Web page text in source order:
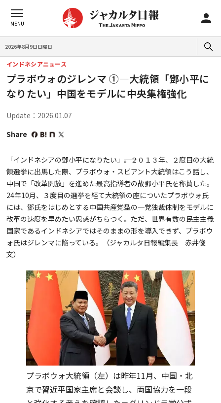
2026年8月9日日曜日
インドネシアニュース
プラボウォのジレンマ ①—大統領「鄧小平に
なりたい」​中国をモデルに中央集権強化
Update：2026.01.07
Share
「インドネシアの鄧小平になりたい」――。２０１３年、２度目の大統
領選挙に出馬した際、プラボウォ・スビアント大統領はこう話し、
中国で「改革開放」を進めた最高指導者の故鄧小平氏を称賛した。
24年10月、３度目の選挙を経て大統領の座についたプラボウォ氏
には、鄧氏をはじめとする中国共産党型の一党独裁体制をモデルに
改革の速度を早めたい思惑がちらつく。ただ、世界有数の民主主義
国家であるインドネシアではそのままの形を導入できず、プラボウ
ォ氏はジレンマに陥っている。（ジャカルタ日報編集長 赤井俊
文）
プラボウォ大統領（左）は昨年11月、中国・北
京で習近平国家主席と会談し、両国協力を一段